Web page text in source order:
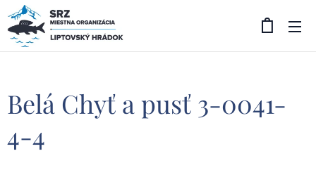
Belá Chyť a pusť 3-0041-
4-4